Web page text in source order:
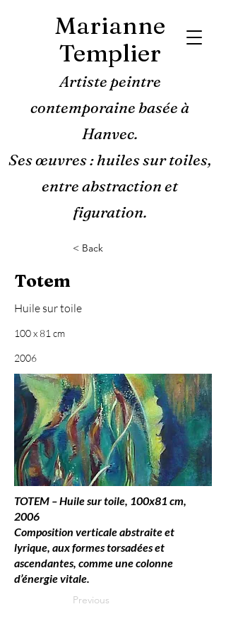
Marianne
Templier
Artiste peintre
contemporaine basée à
Hanvec.
Ses œuvres : huiles sur toiles,
entre abstraction et
figuration.
< Back
Totem
Huile sur toile
100 x 81 cm
2006
TOTEM – Huile sur toile, 100x81 cm,
2006
Composition verticale abstraite et
lyrique, aux formes torsadées et
ascendantes, comme une colonne
d’énergie vitale.
Previous